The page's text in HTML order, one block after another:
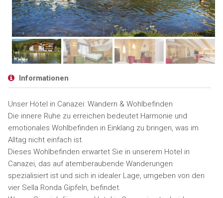
Informationen
Unser Hotel in Canazei: Wandern & Wohlbefinden
Die innere Ruhe zu erreichen bedeutet Harmonie und
emotionales Wohlbefinden in Einklang zu bringen, was im
Alltag nicht einfach ist.
Dieses Wohlbefinden erwartet Sie in unserem Hotel in
Canazei, das auf atemberaubende Wanderungen
spezialisiert ist und sich in idealer Lage, umgeben von den
vier Sella Ronda Gipfeln, befindet.